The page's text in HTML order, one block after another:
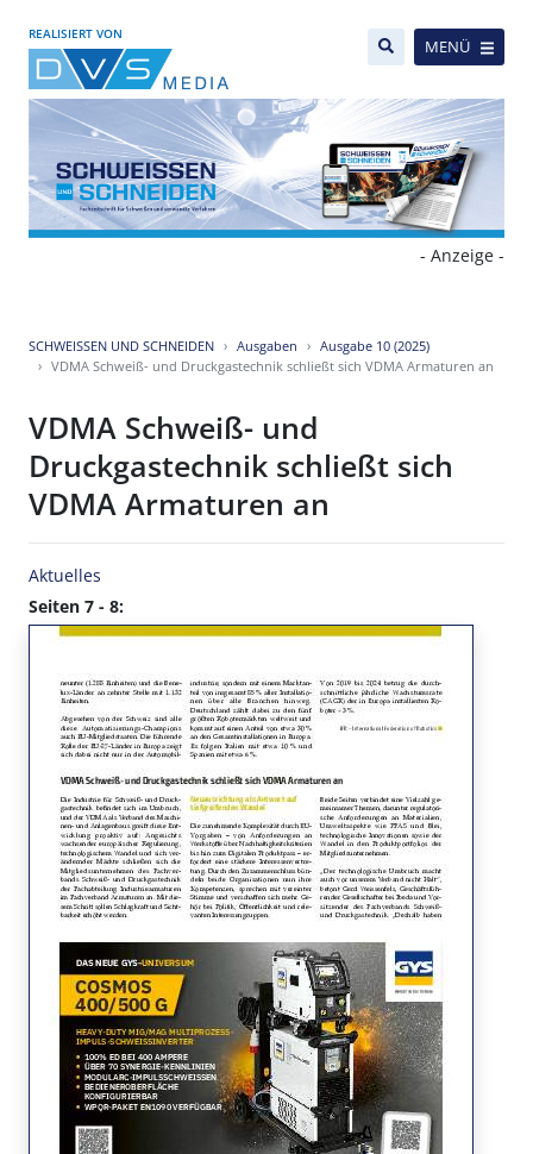
REALISIERT VON
MENÜ
- Anzeige -
SCHWEISSEN UND SCHNEIDEN Ausgaben
Ausgabe 10 (2025)
VDMA Schweiß- und Druckgastechnik schließt sich VDMA Armaturen an
VDMA Schweiß- und
Druckgastechnik schließt sich
VDMA Armaturen an
Aktuelles
Seiten 7 - 8: